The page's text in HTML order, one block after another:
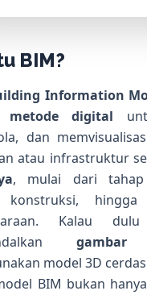
BIM?
Information
metode digital
dan
atau infrastruktur
, mulai dari tahap
konstruksi,
Kalau
model 3D
BIM bukan